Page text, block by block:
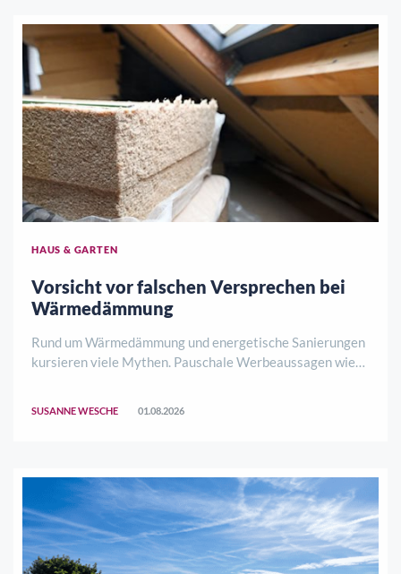
HAUS & GARTEN
Vorsicht vor falschen Versprechen bei
Wärmedämmung
Rund um Wärmedämmung und energetische Sanierungen
kursieren viele Mythen. Pauschale Werbeaussagen wie
SUSANNE WESCHE 01.08.2026